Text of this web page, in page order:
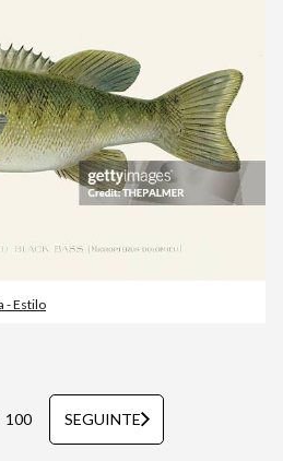
- Estilo
100 SEGUINTE